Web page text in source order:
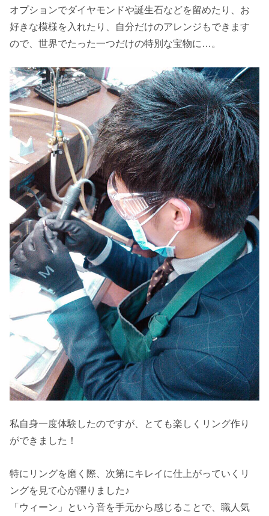
オプションでダイヤモンドや誕生石などを留めたり、お
好きな模様を入れたり、自分だけのアレンジもできます
ので、世界でたった一つだけの特別な宝物に…。
私自身一度体験したのですが、とても楽しくリング作り
ができました！
特にリングを磨く際、次第にキレイに仕上がっていくリ
ングを見て心が躍りました♪
「ウィーン」という音を手元から感じることで、職人気